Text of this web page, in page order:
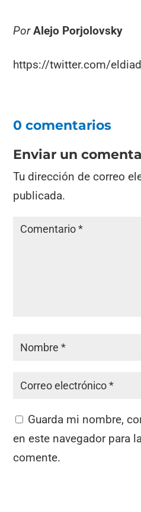
Por Alejo Porjolovsky
https://twitter.com/
0 comentarios
Enviar un
Tu dirección de correo
publicada.
Guarda mi nombre,
en este navegador para
comente.